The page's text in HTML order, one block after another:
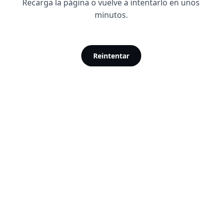
Recarga la página o vuelve a intentarlo en unos
minutos.
Reintentar